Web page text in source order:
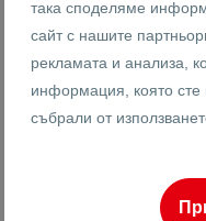
Подреди по
така споделяме
сайт с нашите
рекламата и анализа,
информация, която сте
събрали от